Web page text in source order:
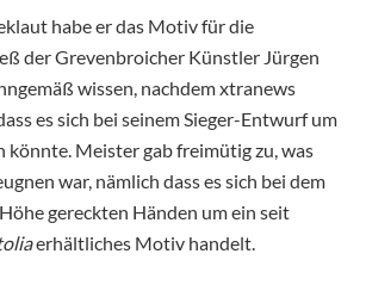
habe er das Motiv für die
der Grevenbroicher Künstler Jürgen
wissen, nachdem xtranews
es sich bei seinem Sieger-Entwurf um
könnte. Meister gab freimütig zu, was
war, nämlich dass es sich bei dem
gereckten Händen um ein seit
erhältliches Motiv handelt.